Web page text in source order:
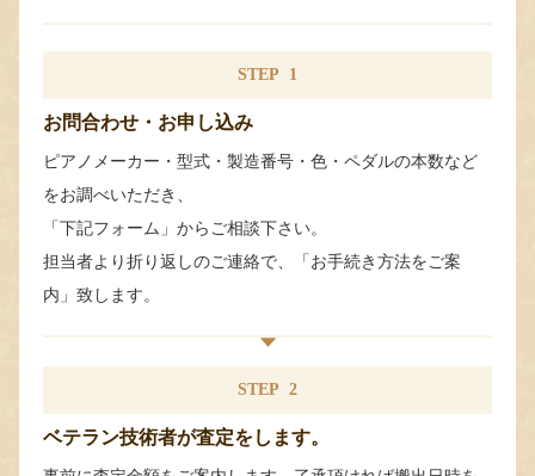
STEP 1
お問合わせ・お申し込み
ピアノメーカー・型式・製造番号・色・ペダルの本数など
をお調べいただき、
「下記フォーム」からご相談下さい。
担当者より折り返しのご連絡で、「お手続き方法をご案
内」致します。
STEP 2
ベテラン技術者が査定をします。